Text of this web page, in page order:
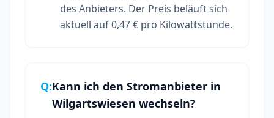
des Anbieters. Der Preis beläuft sich
aktuell auf 0,47 € pro Kilowattstunde.
Q:Kann ich den Stromanbieter in
Wilgartswiesen wechseln?